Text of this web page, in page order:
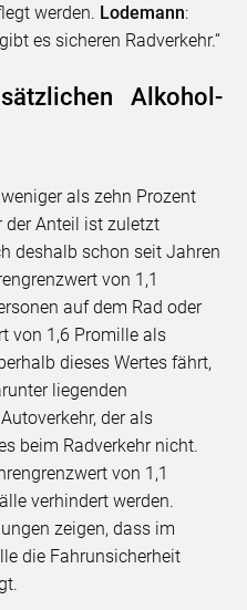
werden. Lodemann:
es sicheren Radverkehr.“
Alkohol-
als zehn Prozent
der Anteil ist zuletzt
deshalb schon seit Jahren
von 1,1
auf dem Rad oder
von 1,6 Promille als
dieses Wertes fährt,
liegenden
der als
beim Radverkehr nicht.
von 1,1
verhindert werden.
zeigen, dass im
die Fahrunsicherheit